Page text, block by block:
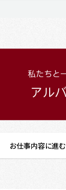
お仕事内容に進む